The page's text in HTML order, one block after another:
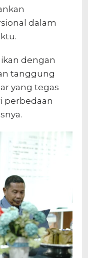
dalam
dengan
tanggung
yang tegas
perbedaan